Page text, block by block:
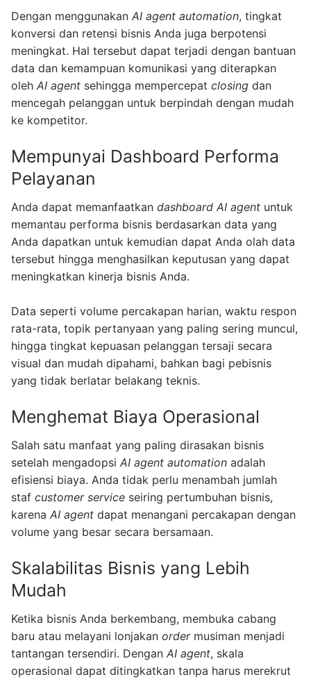
Dengan menggunakan AI agent automation, tingkat
konversi dan retensi bisnis Anda juga berpotensi
meningkat. Hal tersebut dapat terjadi dengan bantuan
data dan kemampuan komunikasi yang diterapkan
oleh AI agent sehingga mempercepat closing dan
mencegah pelanggan untuk berpindah dengan mudah
ke kompetitor.
Mempunyai Dashboard Performa
Pelayanan
Anda dapat memanfaatkan dashboard AI agent untuk
memantau performa bisnis berdasarkan data yang
Anda dapatkan untuk kemudian dapat Anda olah data
tersebut hingga menghasilkan keputusan yang dapat
meningkatkan kinerja bisnis Anda.
Data seperti volume percakapan harian, waktu respon
rata-rata, topik pertanyaan yang paling sering muncul,
hingga tingkat kepuasan pelanggan tersaji secara
visual dan mudah dipahami, bahkan bagi pebisnis
yang tidak berlatar belakang teknis.
Menghemat Biaya Operasional
Salah satu manfaat yang paling dirasakan bisnis
setelah mengadopsi AI agent automation adalah
efisiensi biaya. Anda tidak perlu menambah jumlah
staf customer service seiring pertumbuhan bisnis,
karena AI agent dapat menangani percakapan dengan
volume yang besar secara bersamaan.
Skalabilitas Bisnis yang Lebih
Mudah
Ketika bisnis Anda berkembang, membuka cabang
baru atau melayani lonjakan ordermusiman menjadi
tantangan tersendiri. Dengan AI agent, skala
operasional dapat ditingkatkan tanpa harus merekrut